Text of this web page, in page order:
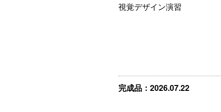
視覚デザイン演習
完成品：2026.07.22